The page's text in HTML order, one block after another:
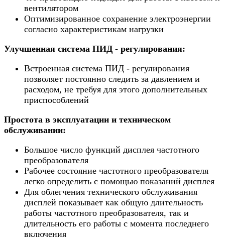
вентилятором
Оптимизированное сохранение электроэнергии
согласно характеристикам нагрузки
Улучшенная система ПИД - регулирования:
Встроенная система ПИД - регулирования
позволяет постоянно следить за давлением и
расходом, не требуя для этого дополнительных
приспособлений
Простота в эксплуатации и техническом
обслуживании:
Большое число функций дисплея частотного
преобразователя
Рабочее состояние частотного преобразователя
легко определить с помощью показаний дисплея
Для облегчения технического обслуживания
дисплей показывает как общую длительность
работы частотного преобразователя, так и
длительность его работы с момента последнего
включения